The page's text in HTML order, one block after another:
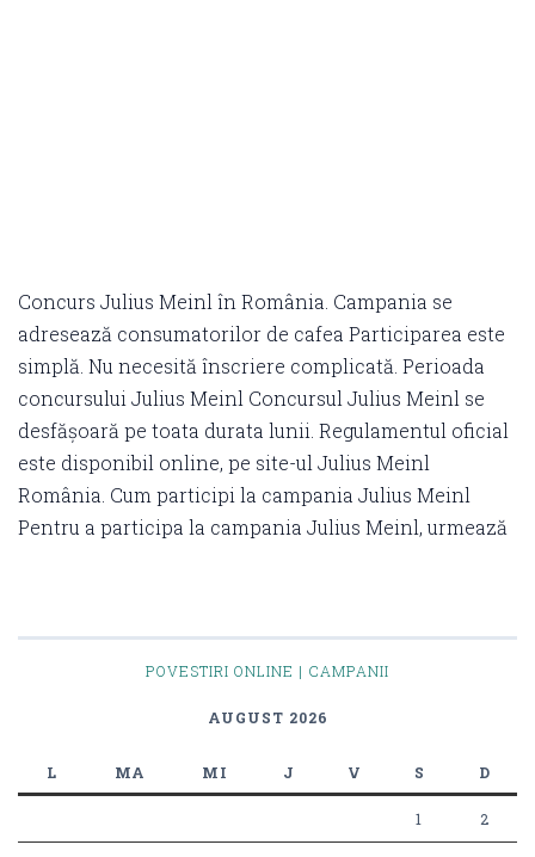
Concurs Julius Meinl în România. Campania se
adresează consumatorilor de cafea Participarea este
simplă. Nu necesită înscriere complicată. Perioada
concursului Julius Meinl Concursul Julius Meinl se
desfășoară pe toata durata lunii. Regulamentul oficial
este disponibil online, pe site-ul Julius Meinl
România. Cum participi la campania Julius Meinl
Pentru a participa la campania Julius Meinl, urmează
POVESTIRI ONLINE | CAMPANII
AUGUST 2026
L MA MI J V S D
1 2